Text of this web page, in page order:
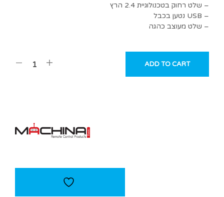
שלט רחוק בטכנולוגיית 2.4 הרץ –
נטען בכבל USB –
שלט מעוצב כהגה –
ADD TO CART